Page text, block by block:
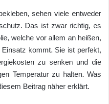
sehen viele entweder
Das ist zwar richtig, es
welche vor allem an heißen,
kommt. Sie ist perfekt,
zu senken und die
Temperatur zu halten. Was
Beitrag näher erklärt.